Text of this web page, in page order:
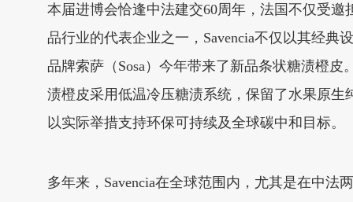
本届进博会恰逢中法建交60周年，法国不仅受
品行业的代表企业之一，Savencia不仅以其经
品牌索萨（Sosa）今年带来了新品条状糖渍橙
渍橙皮采用低温冷压糖渍系统，保留了水果原
以实际举措支持环保可持续及全球碳中和目标。
多年来，Savencia在全球范围内，尤其是在中